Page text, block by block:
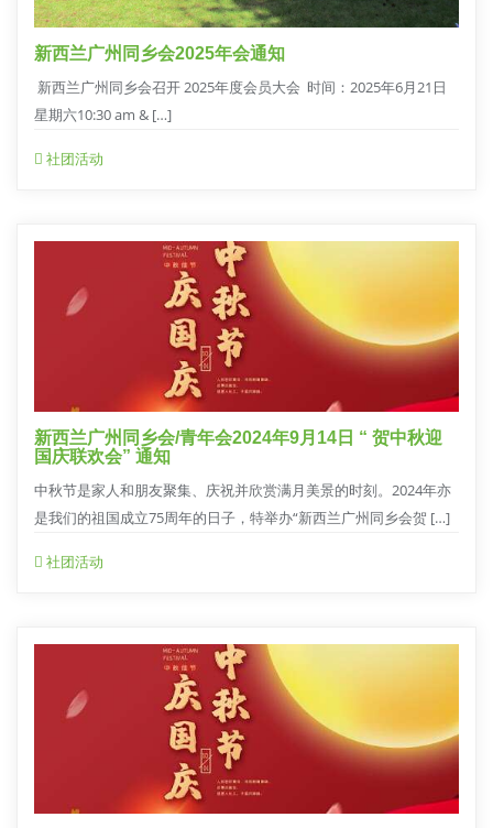
新西兰广州同乡会2025年会通知
新西兰广州同乡会召开 2025年度会员大会 时间：2025年6月21日
星期六10:30 am & […]
社团活动
新西兰广州同乡会/青年会2024年9月14日 “ 贺中秋迎
国庆联欢会” 通知
中秋节是家人和朋友聚集、庆祝并欣赏满月美景的时刻。2024年亦
是我们的祖国成立75周年的日子，特举办“新西兰广州同乡会贺 […]
社团活动